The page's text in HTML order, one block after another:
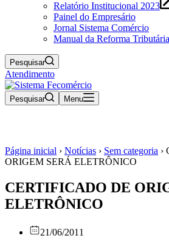
Relatório Institucional 2023
Painel do Empresário
Jornal Sistema Comércio
Manual da Reforma
Pesquisar
Atendimento
Pesquisar Menu
Página inicial › Notícias › Sem categoria ›
ORIGEM SERÁ ELETRÔNICO
CERTIFICADO DE
ELETRÔNICO
21/06/2011